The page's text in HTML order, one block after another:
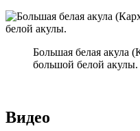
Большая белая акула
большой белой акулы.
Видео